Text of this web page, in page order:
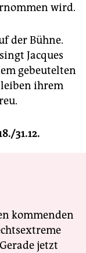
wird.
der Bühne.
Jacques
gebeutelten
ihrem
31.12.
kommenden
jetzt